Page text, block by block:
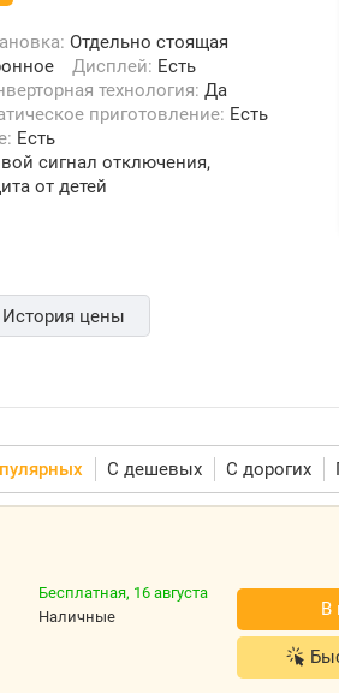
Отдельно стоящая
Дисплей: Есть
технология: Да
приготовление: Есть
Есть
сигнал отключения,
от детей
История цены
С дешевых С дорогих
Бесплатная, 16 августа
наличные
В